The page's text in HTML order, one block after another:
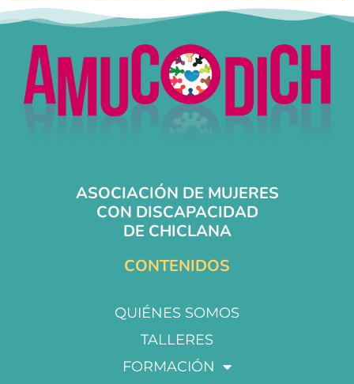
ASOCIACIÓN DE MUJERES
CON DISCAPACIDAD
DE CHICLANA
CONTENIDOS
QUIÉNES SOMOS
TALLERES
FORMACIÓN